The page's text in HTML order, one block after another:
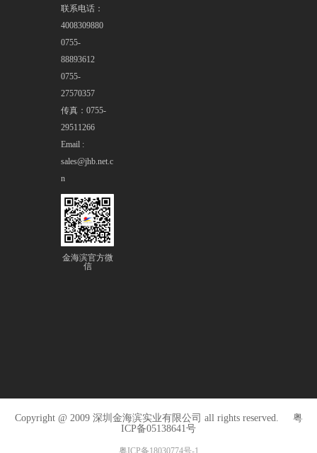
联系电话：
4008309880
0755-
88893612
0755-
27570357
传真：0755-
29511266
Email :
sales@jhb.net.c
n
金海滨官方微
信
Copyright @ 2009 深圳金海滨实业有限公司 all rights reserved. 粤
ICP备05138641号
粤ICP备18030774号-1